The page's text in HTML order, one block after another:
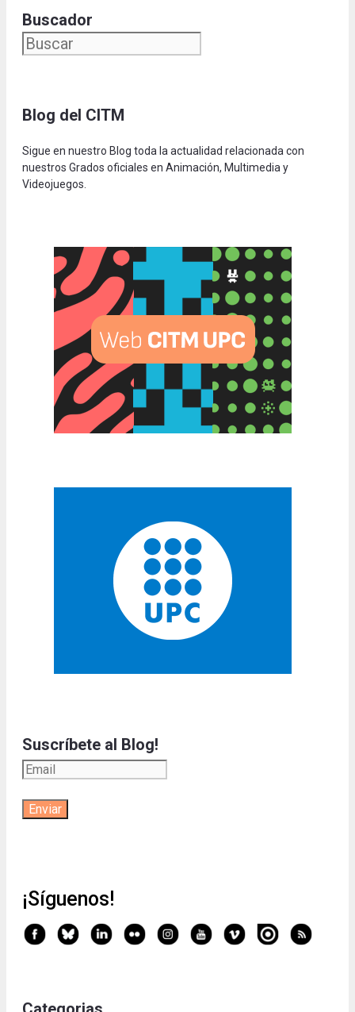
Buscador
Blog del CITM
Sigue en nuestro Blog toda la actualidad relacionada con
nuestros Grados oficiales en Animación, Multimedia y
Videojuegos.
Suscríbete al Blog!
¡Síguenos!